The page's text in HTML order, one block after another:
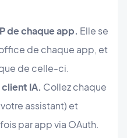
de chaque app. Elle se
de chaque app, et
de celle-ci.
IA. Collez chaque
assistant) et
par app via OAuth.